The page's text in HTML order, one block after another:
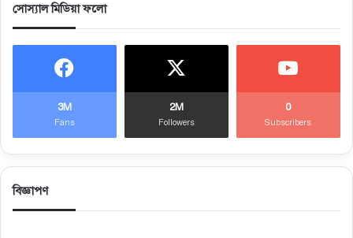
সোস্যাল মিডিয়া ফলো
3M
Fans
2M
Followers
0
Subscribers
বিজ্ঞাপণ